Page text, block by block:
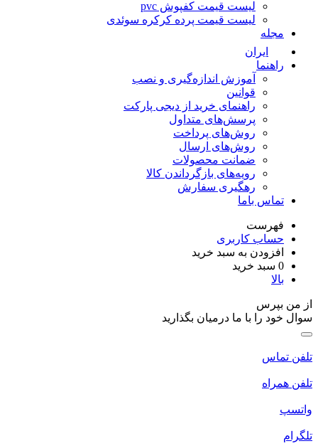
لیست قیمت کفپوش pvc
لیست قیمت پرده کرکره سوئدی
مجله
ایران
راهنما
آموزش اندازه‌گیری و نصب
قوانین
راهنمای خرید از دیجی پارکت
پرسش‌های متداول
روش‌های پرداخت
روش‌های ارسال
ضمانت محصولات
رویه‌های بازگرداندن کالا
رهگیری سفارش
تماس باما
فهرست
حساب کاربری
افزودن به سبد خرید
سبد خرید
بالا
من بپرس
خود را با ما درمیان بگذارید
تماس
همراه